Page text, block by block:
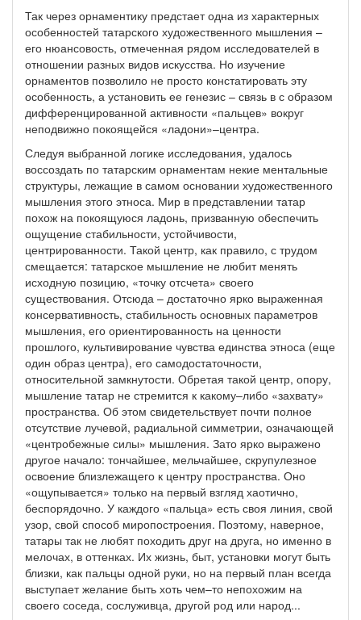
Так через орнаментику предстает одна из характерных
особенностей татарского художественного мышления –
его нюансовость, отмеченная рядом исследователей в
отношении разных видов искусства. Но изучение
орнаментов позволило не просто констатировать эту
особенность, а установить ее генезис – связь в с образом
дифференцированной активности «пальцев» вокруг
неподвижно покоящейся «ладони»–центра.
Следуя выбранной логике исследования, удалось
воссоздать по татарским орнаментам некие ментальные
структуры, лежащие в самом основании художественного
мышления этого этноса. Мир в представлении татар
похож на покоящуюся ладонь, призванную обеспечить
ощущение стабильности, устойчивости,
центрированности. Такой центр, как правило, с трудом
смещается: татарское мышление не любит менять
исходную позицию, «точку отсчета» своего
существования. Отсюда – достаточно ярко выраженная
консервативность, стабильность основных параметров
мышления, его ориентированность на ценности
прошлого, культивирование чувства единства этноса (еще
один образ центра), его самодостаточности,
относительной замкнутости. Обретая такой центр, опору,
мышление татар не стремится к какому–либо «захвату»
пространства. Об этом свидетельствует почти полное
отсутствие лучевой, радиальной симметрии, означающей
«центробежные силы» мышления. Зато ярко выражено
другое начало: тончайшее, мельчайшее, скрупулезное
освоение близлежащего к центру пространства. Оно
«ощупывается» только на первый взгляд хаотично,
беспорядочно. У каждого «пальца» есть своя линия, свой
узор, свой способ миропостроения. Поэтому, наверное,
татары так не любят походить друг на друга, но именно в
мелочах, в оттенках. Их жизнь, быт, установки могут быть
близки, как пальцы одной руки, но на первый план всегда
выступает желание быть хоть чем–то непохожим на
своего соседа, сослуживца, другой род или народ...